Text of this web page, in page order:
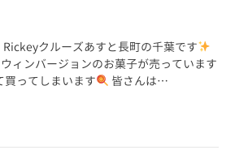
クルーズあすと長町の千葉です
ィンバージョンのお菓子が売っています
買ってしまいます
皆さんは…